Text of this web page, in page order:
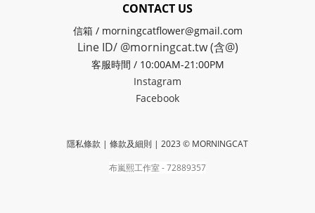
CONTACT US
信箱 / morningcatflower@gmail.com
Line ID/ @morningcat.tw (含@)
客服時間 / 10:00AM-21:00PM
Instagram
Facebook
隱私條款 | 條款及細則 | 2023 © MORNINGCAT
布嵐熙工作室 - 72889357